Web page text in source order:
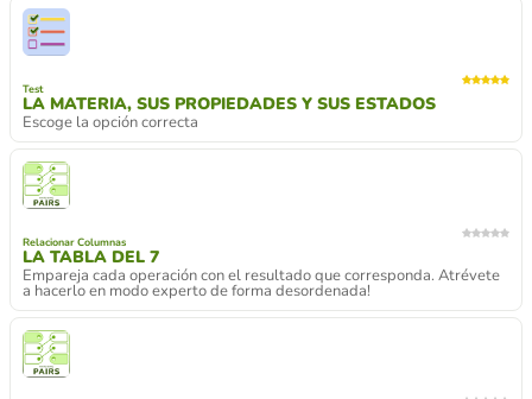
Test
LA MATERIA, SUS PROPIEDADES Y SUS ESTADOS
Escoge la opción correcta
Relacionar Columnas
LA TABLA DEL 7
Empareja cada operación con el resultado que corresponda. Atrévete
a hacerlo en modo experto de forma desordenada!